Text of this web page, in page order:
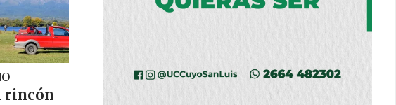
rincón